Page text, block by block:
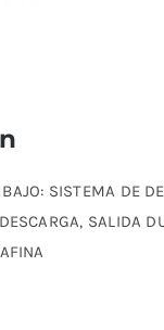
SISTEMA DE
SALIDA